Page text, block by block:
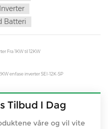
Batteri
Fra 1KW til 12KW
enfase inverter SEI-12K-SP
Tilbud I Dag
våre og vil vite